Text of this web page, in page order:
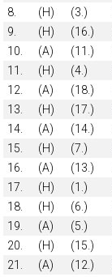
8.
(H) (3.)
9.
(H) (16.)
10.
(A) (11.)
11.
(H) (4.)
12.
(A) (18.)
13.
(H) (17.)
14.
(A) (14.)
15.
(H) (7.)
16.
(A) (13.)
17.
(H) (1.)
18.
(H) (6.)
19.
(A) (5.)
20.
(H) (15.)
21.
(A) (12.)